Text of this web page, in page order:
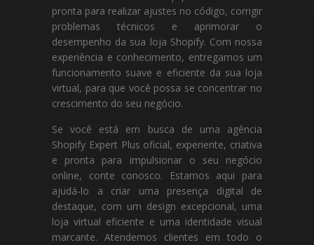
pronta para realizar ajustes no código, corrigir
problemas técnicos e aprimorar o
desempenho da sua loja Shopify. Com nossa
experiência e conhecimento, entregamos um
funcionamento suave e eficiente da sua loja
virtual, para que você possa se concentrar no
crescimento do seu negócio.
Se você está em busca de uma agência
Shopify Expert Plus oficial, experiente, criativa
e pronta para impulsionar o seu negócio
online, conte conosco. Estamos aqui para
ajudá-lo a criar uma presença digital de
destaque, com um design excepcional, uma
loja virtual eficiente e uma identidade visual
marcante. Atendemos clientes em todo o